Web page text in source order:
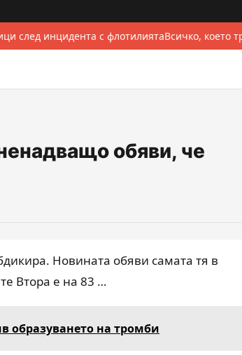
след инцидента с флотилиятаВсичко, което
обяви, че
Новината обяви самата тя в
Втора е на 83 …
образуването на тромби